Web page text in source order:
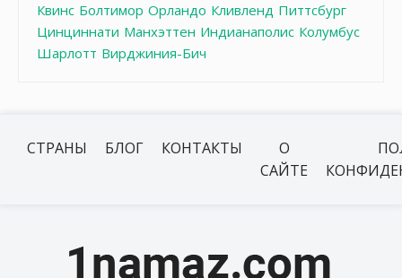
Квинс Болтимор Орландо Кливленд Питтсбург
Цинциннати Манхэттен Индианаполис Колумбус
Шарлотт Вирджиния-Бич
СТРАНЫ БЛОГ КОНТАКТЫ
О
САЙТЕ